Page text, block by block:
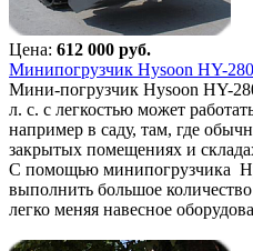
Цена: 612 000 руб.
Минипогрузчик Hysoon HY-280
Мини-погрузчик Hysoon HY-
л. с. с легкостью может
например в саду, там, где
закрытых помещениях и
С помощью минипогрузчика
выполнить большое
легко меняя навесное